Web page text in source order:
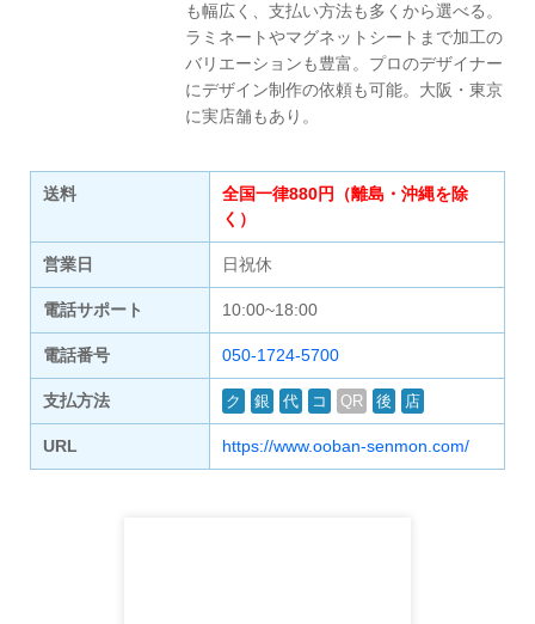
も幅広く、支払い方法も多くから選べる。
ラミネートやマグネットシートまで加工の
バリエーションも豊富。プロのデザイナー
にデザイン制作の依頼も可能。大阪・東京
に実店舗もあり。
送料
全国一律880円（離島・沖縄を除
く）
営業日 日祝休
電話サポート 10:00~18:00
電話番号 050-1724-5700
支払方法 ク 銀 代 コ QR 後 店
URL https://www.ooban-senmon.com/